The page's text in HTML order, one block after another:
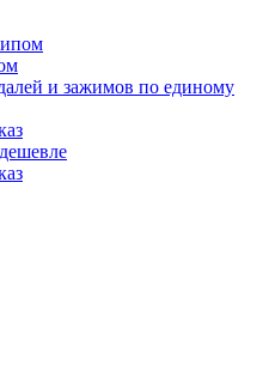
и зажимов по единому